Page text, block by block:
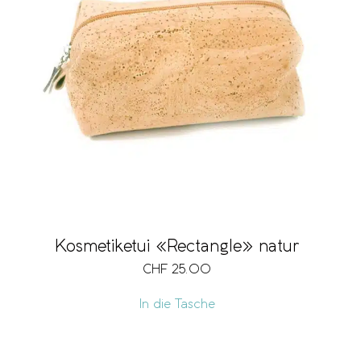
Kosmetiketui «Rectangle» natur
CHF 25.00
In die Tasche